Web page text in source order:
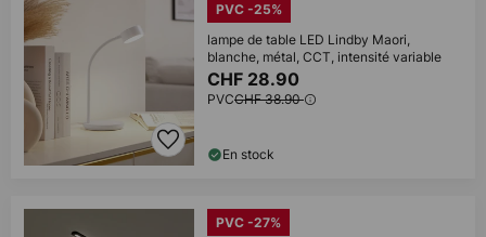
PVC -25%
lampe de table LED Lindby Maori,
blanche, métal, CCT, intensité variable
CHF 28.90
PVCCHF 38.90
En stock
PVC -27%